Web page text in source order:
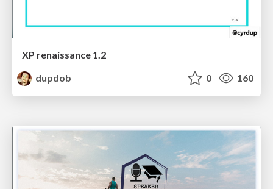
XP renaissance 1.2
dupdob
0 160